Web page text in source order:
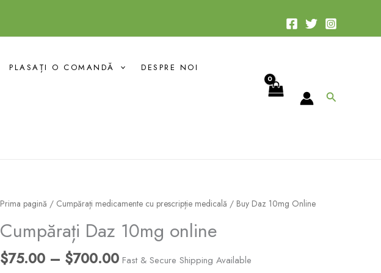
PLASAȚI O COMANDĂ DESPRE NOI
Search
Prima pagină / Cumpărați medicamente cu prescripție medicală / Buy Daz 10mg Online
Cumpărați Daz 10mg online
$75.00 – $700.00
Interval
prețuri:
până
Fast & Secure Shipping Available
Cantitate
Daz
10mg
Online
la